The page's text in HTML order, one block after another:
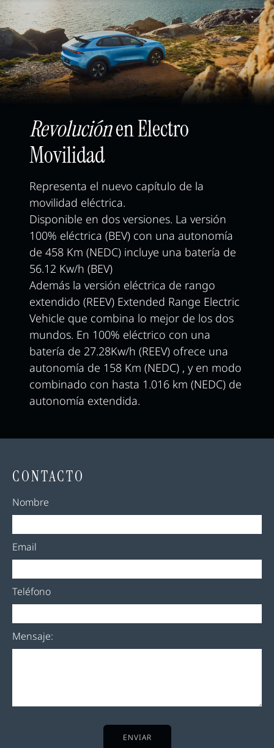
Revoluciónen Electro
Movilidad
Representa el nuevo capítulo de la
movilidad eléctrica.
Disponible en dos versiones. La versión
100% eléctrica (BEV) con una autonomía
de 458 Km (NEDC) incluye una batería de
56.12 Kw/h (BEV)
Además la versión eléctrica de rango
extendido (REEV) Extended Range Electric
Vehicle que combina lo mejor de los dos
mundos. En 100% eléctrico con una
batería de 27.28Kw/h (REEV) ofrece una
autonomía de 158 Km (NEDC) , y en modo
combinado con hasta 1.016 km (NEDC) de
autonomía extendida.
CONTACTO
Nombre
Email
Teléfono
Mensaje:
ENVIAR